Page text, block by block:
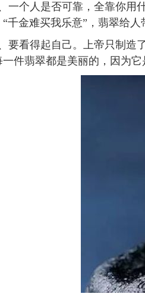
个人是否可靠，全靠你用什
千金难买我乐意”，翡翠给
看得起自己。上帝只制造了
件翡翠都是美丽的，因为它